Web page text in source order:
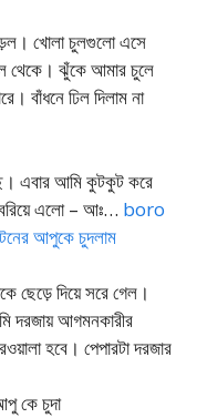
খোলা চুলগুলো এসে
থেকে। ঝুঁকে আমার চুলে
বাঁধনে ঢিল দিলাম না
এবার আমি কুটকুট করে
এলো – আঃ… boro
আপুকে চুদলাম
ছেড়ে দিয়ে সরে গেল।
দরজায় আগমনকারীর
হবে। পেপারটা দরজার
কে চুদা